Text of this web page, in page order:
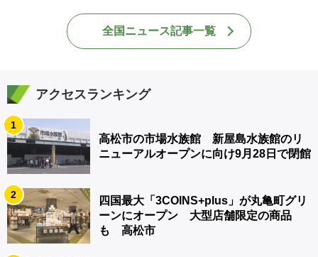
全国ニュース記事一覧
アクセスランキング
1
高松市の市場水族館 新屋島水族館のリ
ニューアルオープンに向け9月28日で閉館
2
四国最大「3COINS+plus」が丸亀町グリ
ーンにオープン 大型店舗限定の商品
も 高松市